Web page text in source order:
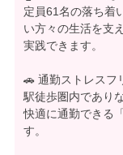
定員61名の落ち着
い方々の生活を支
実践できます。
🚗 通勤ストレスフ
駅徒歩圏内であり
快適に通勤できる
す。